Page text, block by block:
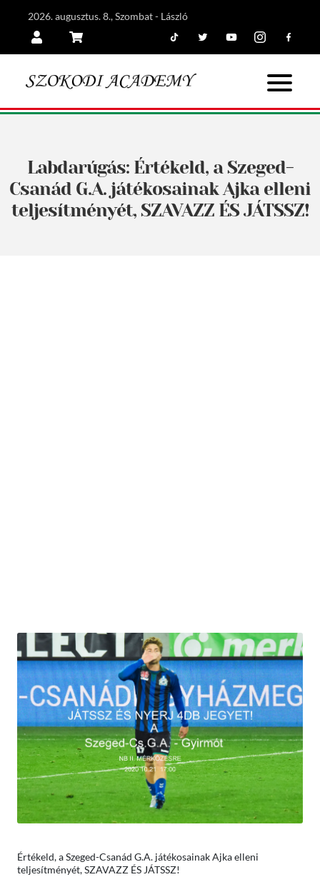
2026. augusztus. 8., Szombat - László
Labdarúgás: Értékeld, a Szeged-
Csanád G.A. játékosainak Ajka elleni
teljesítményét, SZAVAZZ ÉS JÁTSSZ!
Értékeld, a Szeged-Csanád G.A. játékosainak Ajka elleni
teljesítményét, SZAVAZZ ÉS JÁTSSZ!